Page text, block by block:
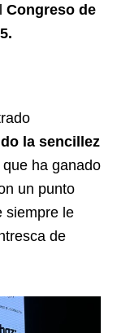
Congreso de
la sencillez
ha ganado
un punto
siempre le
de